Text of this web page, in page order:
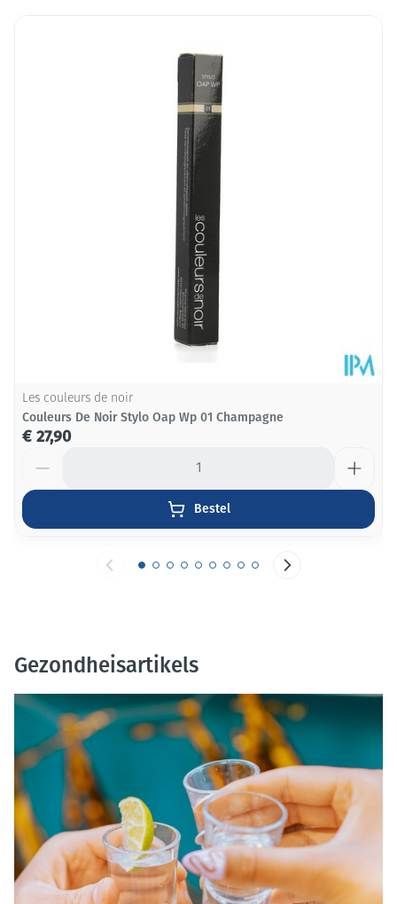
Les couleurs de noir
Couleurs De Noir Stylo Oap Wp 01 Champagne
€ 27,90
Bestel
Gezondheisartikels